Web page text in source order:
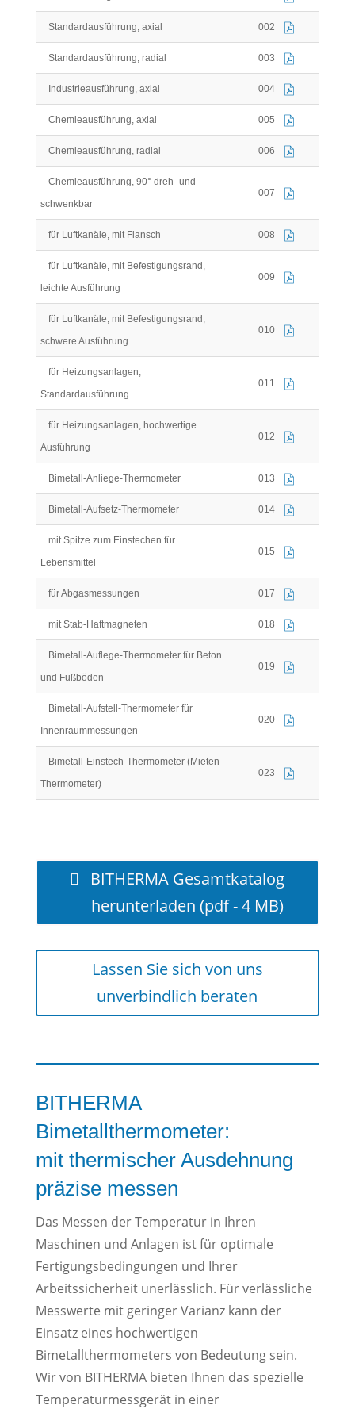
Standardausführung, axial 002
Standardausführung, radial 003
Industrieausführung, axial 004
Chemieausführung, axial 005
Chemieausführung, radial 006
Chemieausführung, 90° dreh- und
schwenkbar
007
für Luftkanäle, mit Flansch 008
für Luftkanäle, mit Befestigungsrand,
leichte Ausführung
009
für Luftkanäle, mit Befestigungsrand,
schwere Ausführung
010
für Heizungsanlagen,
Standardausführung
011
für Heizungsanlagen, hochwertige
Ausführung
012
Bimetall-Anliege-Thermometer 013
Bimetall-Aufsetz-Thermometer 014
mit Spitze zum Einstechen für
Lebensmittel
015
für Abgasmessungen 017
mit Stab-Haftmagneten 018
Bimetall-Auflege-Thermometer für Beton
und Fußböden
019
Bimetall-Aufstell-Thermometer für
Innenraummessungen
020
Bimetall-Einstech-Thermometer (Mieten-
Thermometer)
023
BITHERMA Gesamtkatalog
herunterladen (pdf - 4 MB)
Lassen Sie sich von uns
unverbindlich beraten
BITHERMA
Bimetallthermometer:
mit thermischer Ausdehnung
präzise messen
Das Messen der Temperatur in Ihren
Maschinen und Anlagen ist für optimale
Fertigungsbedingungen und Ihrer
Arbeitssicherheit unerlässlich. Für verlässliche
Messwerte mit geringer Varianz kann der
Einsatz eines hochwertigen
Bimetallthermometers von Bedeutung sein.
Wir von BITHERMA bieten Ihnen das spezielle
Temperaturmessgerät in einer